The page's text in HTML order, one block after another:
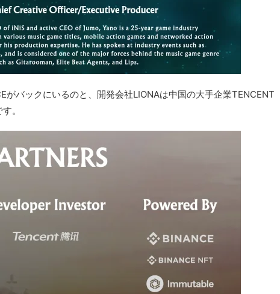
がバックにいるのと、開発会社LIONAは中国の大手企業TENCENT
。